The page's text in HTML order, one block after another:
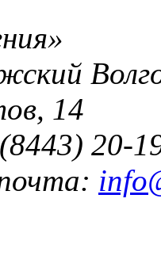
14
20-